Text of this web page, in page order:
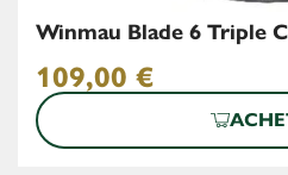
Winmau Blade 6 Triple
109,00 €